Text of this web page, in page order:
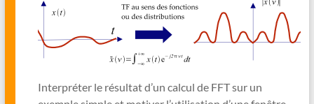
Interpréter le résultat d’un calcul de FFT sur un